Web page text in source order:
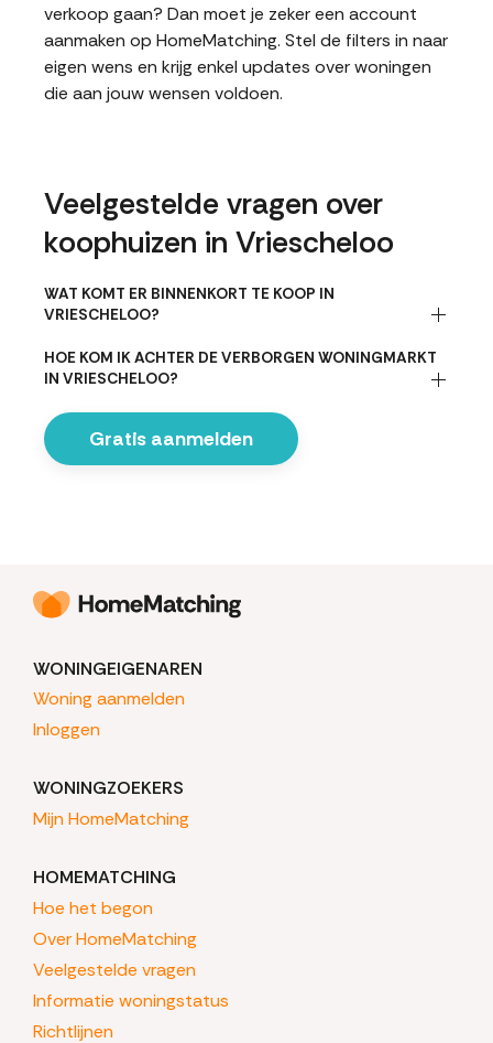
verkoop gaan? Dan moet je zeker een account
aanmaken op HomeMatching. Stel de filters in naar
eigen wens en krijg enkel updates over woningen
die aan jouw wensen voldoen.
Veelgestelde vragen over
koophuizen in Vriescheloo
WAT KOMT ER BINNENKORT TE KOOP IN
VRIESCHELOO?
HOE KOM IK ACHTER DE VERBORGEN WONINGMARKT
IN VRIESCHELOO?
Gratis aanmelden
WONINGEIGENAREN
Woning aanmelden
Inloggen
WONINGZOEKERS
Mijn HomeMatching
HOMEMATCHING
Hoe het begon
Over HomeMatching
Veelgestelde vragen
Informatie woningstatus
Richtlijnen